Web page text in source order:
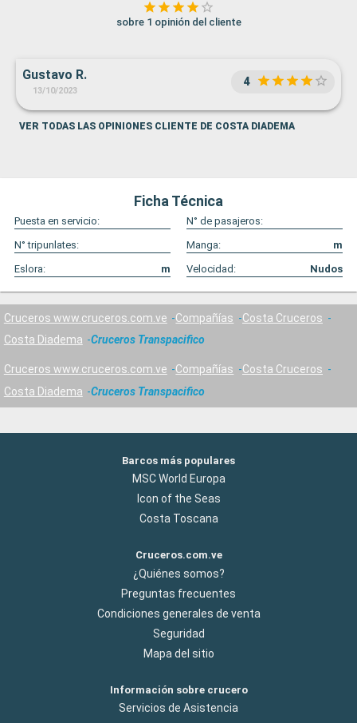
sobre 1 opinión del cliente
Gustavo R.
13/10/2023
4
VER TODAS LAS OPINIONES CLIENTE DE COSTA DIADEMA
Ficha Técnica
Puesta en servicio:
N° de pasajeros:
N° tripunlates:
Manga:
m
Eslora:
m Velocidad: Nudos
Cruceros www.cruceros.com.ve Compañías
Costa Cruceros
Costa Diadema
Cruceros Transpacifico
Cruceros www.cruceros.com.ve Compañías
Costa Cruceros
Costa Diadema
Cruceros Transpacifico
Barcos más populares
MSC World Europa
Icon of the Seas
Costa Toscana
Cruceros.com.ve
¿Quiénes somos?
Preguntas frecuentes
Condiciones generales de venta
Seguridad
Mapa del sitio
Información sobre crucero
Servicios de Asistencia